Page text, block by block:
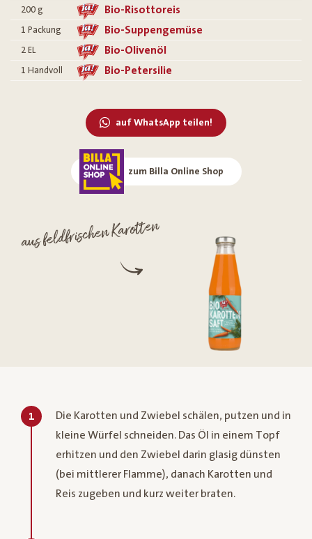
200 g Bio-Risottoreis
1 Packung Bio-Suppengemüse
2 EL Bio-Olivenöl
1 Handvoll Bio-Petersilie
auf WhatsApp teilen!
zum Billa Online Shop
aus feldfrischen Karotten
1
Die Karotten und Zwiebel schälen, putzen und in
kleine Würfel schneiden. Das Öl in einem Topf
erhitzen und den Zwiebel darin glasig dünsten
(bei mittlerer Flamme), danach Karotten und
Reis zugeben und kurz weiter braten.